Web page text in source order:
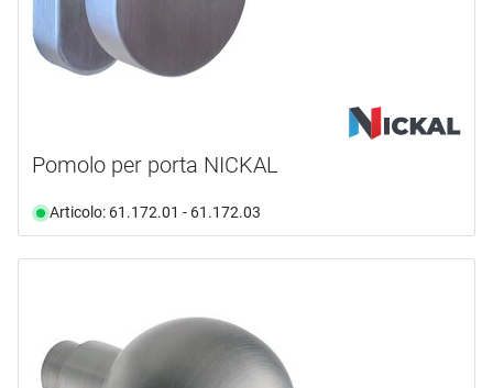
Pomolo per porta NICKAL
Articolo: 61.172.01 - 61.172.03